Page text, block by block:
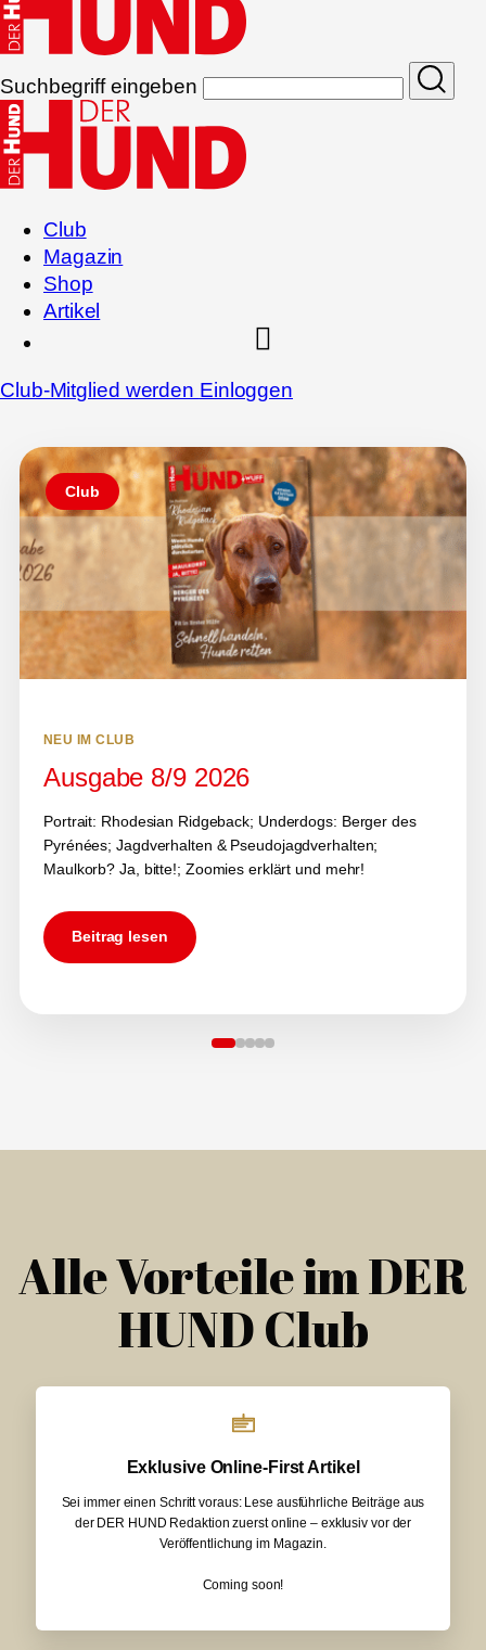
Suchbegriff eingeben
Club
Magazin
Shop
Artikel
Club-Mitglied werden Einloggen
Club
NEU IM CLUB
Ausgabe 8/9 2026
Portrait: Rhodesian Ridgeback; Underdogs: Berger des
Pyrénées; Jagdverhalten & Pseudojagdverhalten;
Maulkorb? Ja, bitte!; Zoomies erklärt und mehr!
Beitrag lesen
Alle Vorteile im DER
HUND Club
Exklusive Online-First Artikel
Sei immer einen Schritt voraus: Lese ausführliche Beiträge aus
der DER HUND Redaktion zuerst online – exklusiv vor der
Veröffentlichung im Magazin.
Coming soon!